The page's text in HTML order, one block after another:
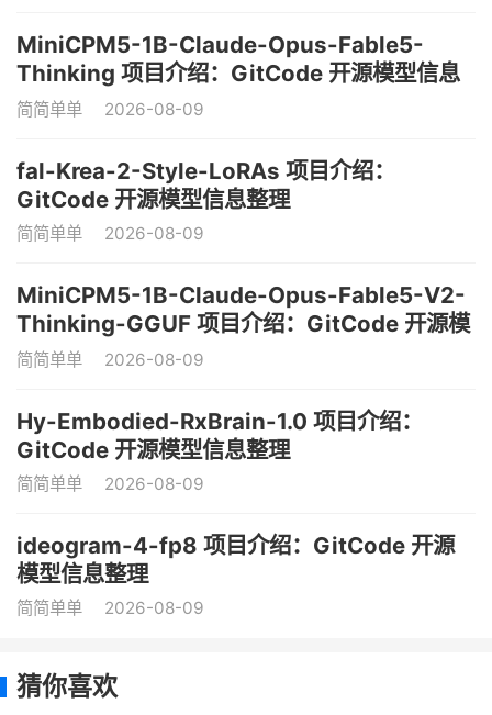
MiniCPM5-1B-Claude-Opus-Fable5-
Thinking 项目介绍：GitCode 开源模型信息
整理
简简单单 2026-08-09
fal-Krea-2-Style-LoRAs 项目介绍：
GitCode 开源模型信息整理
简简单单 2026-08-09
MiniCPM5-1B-Claude-Opus-Fable5-V2-
Thinking-GGUF 项目介绍：GitCode 开源模
型信息整理
简简单单 2026-08-09
Hy-Embodied-RxBrain-1.0 项目介绍：
GitCode 开源模型信息整理
简简单单 2026-08-09
ideogram-4-fp8 项目介绍：GitCode 开源
模型信息整理
简简单单 2026-08-09
猜你喜欢